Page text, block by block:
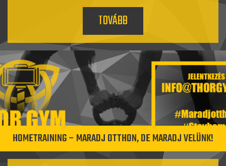
TOVÁBB
HOMETRAINING – MARADJ OTTHON, DE MARADJ VELÜNK!